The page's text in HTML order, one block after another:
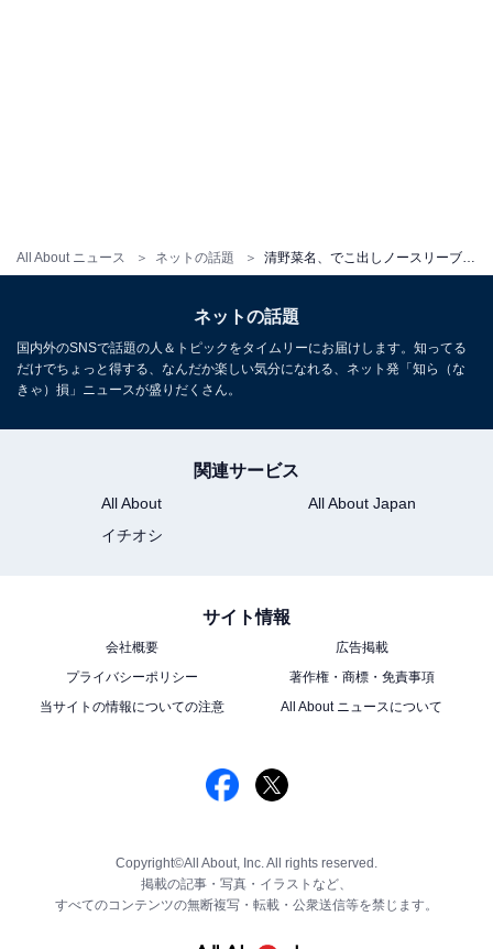
All About ニュース ネットの話題
ネットの話題
国内外のSNSで話題の人＆トピックをタイムリーにお届けします。知ってる
だけでちょっと得する、なんだか楽しい気分になれる、ネット発「知ら（な
きゃ）損」ニュースが盛りだくさん。
関連サービス
All About
All About Japan
イチオシ
サイト情報
会社概要
広告掲載
プライバシーポリシー
著作権・商標・免責事項
当サイトの情報についての注意
All About ニュースについて
Copyright©All About, Inc. All rights reserved.
掲載の記事・写真・イラストなど、
すべてのコンテンツの無断複写・転載・公衆送信等を禁じます。